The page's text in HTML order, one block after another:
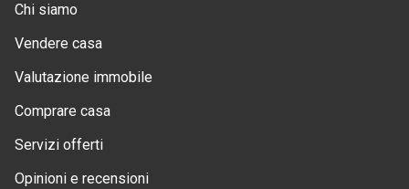
Chi siamo
Vendere casa
Valutazione immobile
Comprare casa
Servizi offerti
Opinioni e recensioni